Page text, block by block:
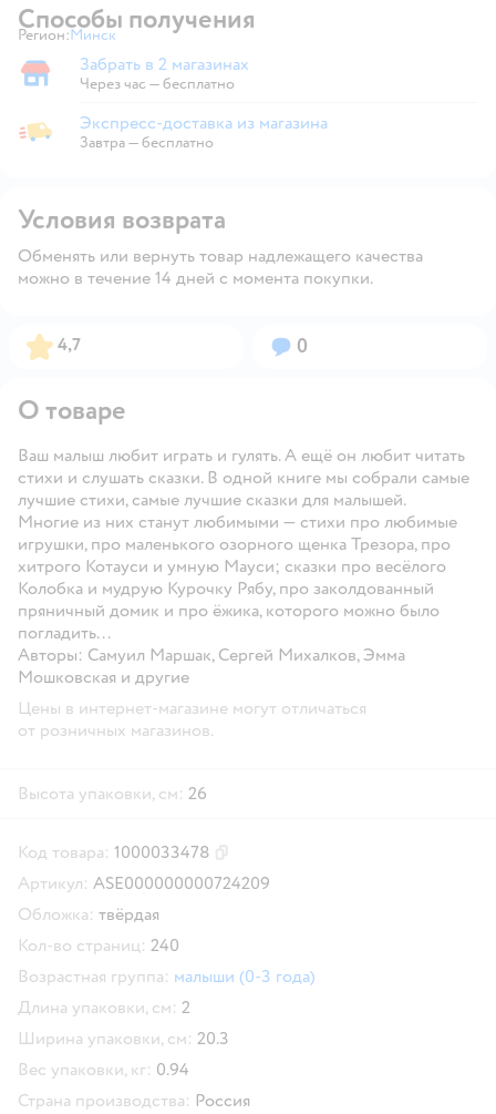
Способы получения
Регион: Выбор адреса доставки.
Минск
Забрать в магазине
Забрать в 2 магазинах
Через час — бесплатно
Экспресс-доставка из магазина
Экспресс-доставка из магазина
Завтра—бесплатно
Условия возврата
Обменять или вернуть товар надлежащего качества
можно в течение 14 дней с момента покупки.
Рейтинг:
4,7 Вопросов:
0
О товаре
Ваш малыш любит играть и гулять. А ещё он любит читать
стихи и слушать сказки. В одной книге мы собрали самые
лучшие стихи, самые лучшие сказки для малышей.
Многие из них станут любимыми — стихи про любимые
игрушки, про маленького озорного щенка Трезора, про
хитрого Котауси и умную Мауси; сказки про весёлого
Колобка и мудрую Курочку Рябу, про заколдованный
пряничный домик и про ёжика, которого можно было
погладить...
Авторы: Самуил Маршак, Сергей Михалков, Эмма
Мошковская и другие
Цены в интернет-магазине могут отличаться
от розничных магазинов.
Высота упаковки, см: 26
Код товара: 1000033478
Артикул: ASE000000000724209
Обложка: твёрдая
Кол-во страниц: 240
Возрастная группа: малыши (0-3 года)
Длина упаковки, см: 2
Ширина упаковки, см: 20.3
Вес упаковки, кг: 0.94
Страна производства: Россия